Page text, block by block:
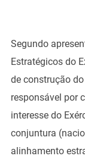
Segundo
Estratégicos do
de construção
responsável por
interesse do
conjuntura
alinhamento